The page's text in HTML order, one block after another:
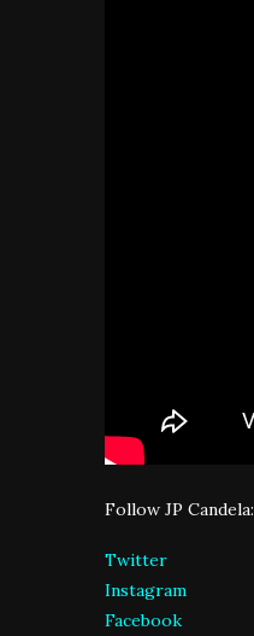
Follow JP Candela:
Twitter
Instagram
Facebook